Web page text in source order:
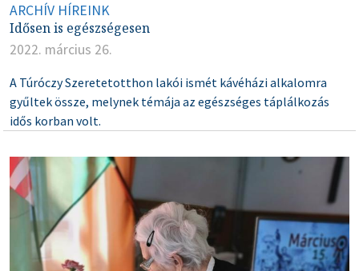
ARCHÍV HÍREINK
Idősen is egészségesen
2022. március 26.
A Túróczy Szeretetotthon lakói ismét kávéházi alkalomra
gyűltek össze, melynek témája az egészséges táplálkozás
idős korban volt.